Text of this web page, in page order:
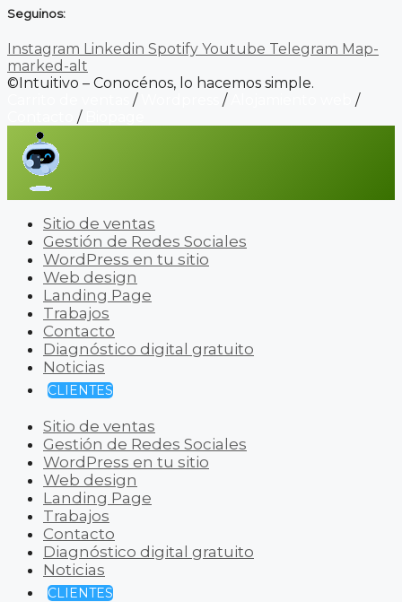
Seguinos:
Instagram Linkedin Spotify Youtube Telegram Map-
marked-alt
©Intuitivo – Conocénos, lo hacemos simple.
/ /
/
/
Sitio de ventas
Gestión de Redes Sociales
WordPress en tu sitio
Web design
Landing Page
Trabajos
Contacto
Diagnóstico digital gratuito
Noticias
CLIENTES
Sitio de ventas
Gestión de Redes Sociales
WordPress en tu sitio
Web design
Landing Page
Trabajos
Contacto
Diagnóstico digital gratuito
Noticias
CLIENTES